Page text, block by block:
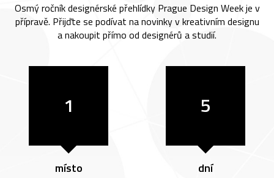
Osmý ročník designérské přehlídky Prague Design Week je v
přípravě. Přijďte se podívat na novinky v kreativním designu
a nakoupit přímo od designérů a studií.
1
místo
5
dní